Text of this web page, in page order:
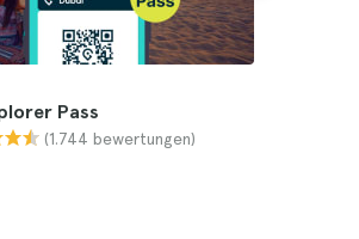
Pass
(1.744 bewertungen)